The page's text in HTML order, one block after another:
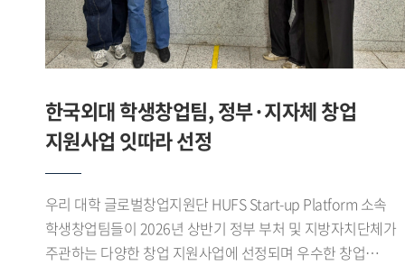
창업유망팀 300+ 에 선정돼, 창업을 한 단계씩 발전시켜 나가고
있습니다. 이를 계속 발전시켜 국내 거주 무슬림을 위한 앱은
물론 최종적으로는 국내기업이 할랄 시장에 쉽게 진출하도록
교두보 역할을 해내고 싶습니다. GTEP을 통해 배운 것을
기반으로 차근차근 나아가면 좋은 결과를 얻을 수 있을 거라
믿습니다. ※ 해당 인터뷰는 아래 Global HUFS 여름호 E-
book을 통해서도 확인하실 수 있습니다(p.16-17)https://e-
book.hufs.ac.kr/20260623_135256/
(정치외교 24) 학생은 남자 에페 개인전 3위에 올랐다. 이나래
(LD 24) 학생도 여자 플뢰레 개인전 5위를 기록하며 좋은
성적을 거두었다.이번 대회를 통해 우리 대학 펜싱부는
무대에서 경쟁력을 다시 한번 입증했다.1960년대 활동 이후
재건된 우리 대학 펜싱부는 전국 규모의 각종 대회에서 꾸준히
성과를 이어오고 있다. 선수들은 이번 대회를 발판으로
앞으로도 지속적인 훈련과 팀워크를 바탕으로 좋은 경기력을
선보일 계획이다.
한국외대 학생창업팀, 정부·지자체 창업
지원사업 잇따라 선정
우리 대학 글로벌창업지원단 HUFS Start-up Platform 소속
학생창업팀들이 2026년 상반기 정부 부처 및 지방자치단체가
주관하는 다양한 창업 지원사업에 선정되며 우수한 창업